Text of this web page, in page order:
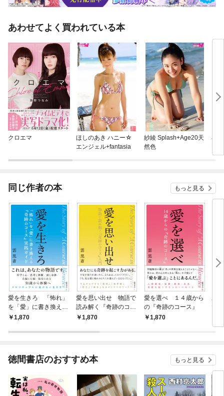
あわせてよく買われている本
クロエマ
ほしのあき ハニー☆
エンジェル+fantasia
紗綾 Splash+Age20天
然色
石
同じ作者の本 もっと見る
愛を生きろ 「怖れ」
を「愛」に書き換える
『奇跡のコース』実践
1,870
愛を思い出せ 物語で
読み解く『奇跡のコー
ス』入門
1,870
愛を選べ １４歳から
の『奇跡のコース』
1,870
あ
た
徳間書店のおすすめ本 もっと見る